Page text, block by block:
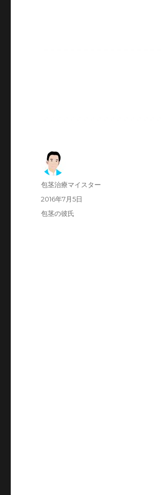
投
稿
包茎治療マイスター
投
稿
2016年7月5日
カ
包茎の彼氏